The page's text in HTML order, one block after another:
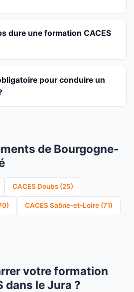
dure une formation CACES
pour conduire un
de Bourgogne-
CACES Doubs (25)
CACES Saône-et-Loire (71)
votre formation
dans le Jura ?